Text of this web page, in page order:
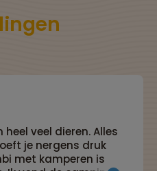
veel dieren. Alles
je nergens druk
met kamperen is